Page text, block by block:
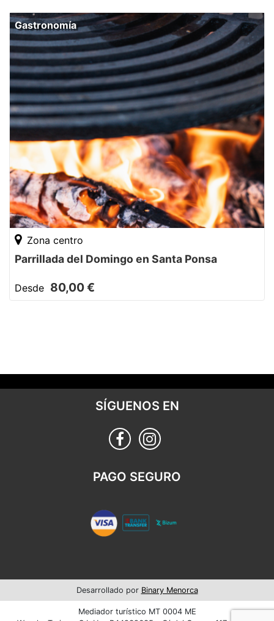
Gastronomía
Zona centro
Parrillada del Domingo en Santa Ponsa
Desde 80,00 €
SÍGUENOS EN
PAGO SEGURO
Desarrollado por Binary Menorca
Mediador turístico MT 0004 ME